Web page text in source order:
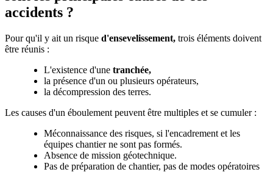
accidents ?
Pour qu'il y ait un risque d'ensevelissement, trois éléments doivent
être réunis :
L'existence d'une tranchée,
la présence d'un ou plusieurs opérateurs,
la décompression des terres.
Les causes d'un éboulement peuvent être multiples et se cumuler :
Méconnaissance des risques, si l'encadrement et les
équipes chantier ne sont pas formés.
Absence de mission géotechnique.
Pas de préparation de chantier, pas de modes opératoires